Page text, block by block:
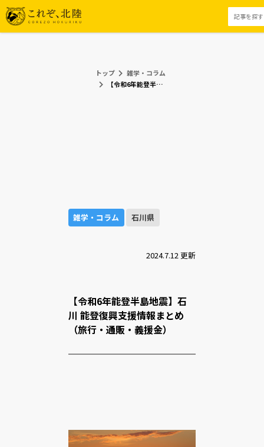
トップ
雑学・コラム
【令和6年能登半島地震】石川 能登復興支援情報まとめ（旅行・通販・義援金）
雑学・コラム 石川県
2024.7.12 更新
【令和6年能登半島地震】石
川 能登復興支援情報まとめ
（旅行・通販・義援金）